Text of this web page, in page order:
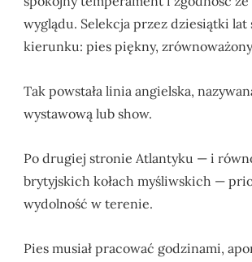
wyglądu. Selekcja przez dziesiątki lat
kierunku: pies piękny,
Tak powstała linia angielska,
wystawową lub show.
Po drugiej stronie Atlantyku — i
brytyjskich kołach myśliwskich —
wydolność w terenie.
Pies musiał pracować godzinami,